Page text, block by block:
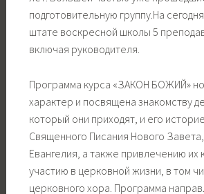
подготовительную группу.На
штате воскресной школы 5
включая руководителя.
Программа курса «ЗАКОН БОЖИЙ»
характер и посвящена знакомству
который они приходят, и его
Священного Писания Нового
Евангелия, а также привлечению их
участию в церковной жизни, в том
церковного хора. Программа